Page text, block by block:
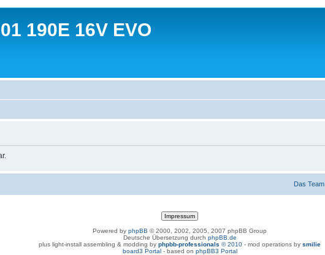
190E 16V EVO
Das Team
Powered by phpBB © 2000, 2002, 2005, 2007 phpBB Group
Deutsche Übersetzung durch phpBB.de
plus light-install assembling & modding by phpbb-professionals © 2010 - mod operations by smilie
board3 Portal- based on phpBB3 Portal